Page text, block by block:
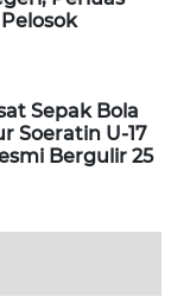
Sepak Bola
Soeratin U-17
Bergulir 25